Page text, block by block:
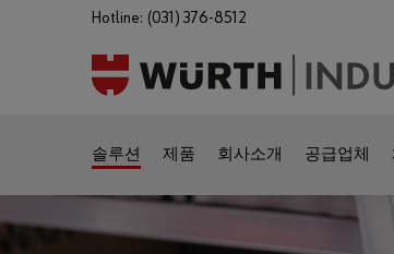
Hotline: (031) 376-8512
솔루션 제품 회사소개 공급업체